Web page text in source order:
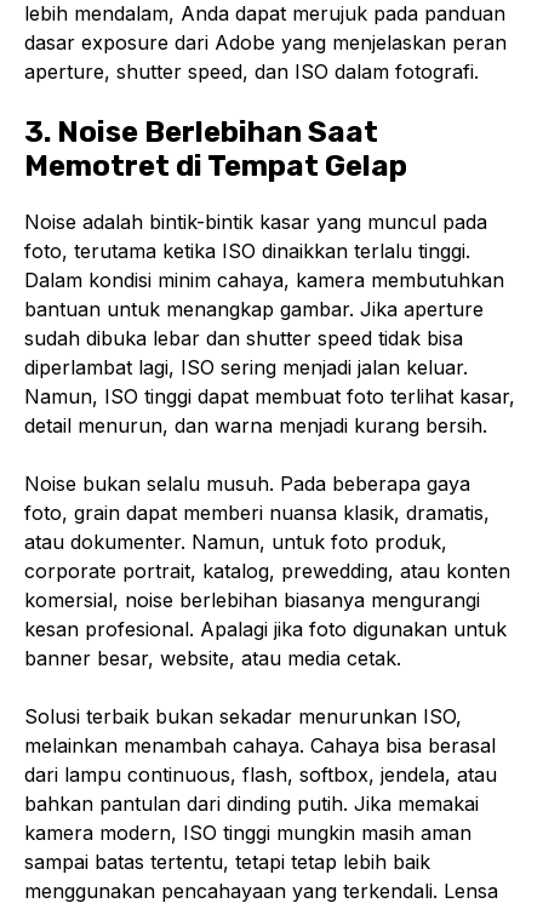
lebih mendalam, Anda dapat merujuk pada panduan
dasar exposure dari Adobe yang menjelaskan peran
aperture, shutter speed, dan ISO dalam fotografi.
3. Noise Berlebihan Saat
Memotret di Tempat Gelap
Noise adalah bintik-bintik kasar yang muncul pada
foto, terutama ketika ISO dinaikkan terlalu tinggi.
Dalam kondisi minim cahaya, kamera membutuhkan
bantuan untuk menangkap gambar. Jika aperture
sudah dibuka lebar dan shutter speed tidak bisa
diperlambat lagi, ISO sering menjadi jalan keluar.
Namun, ISO tinggi dapat membuat foto terlihat kasar,
detail menurun, dan warna menjadi kurang bersih.
Noise bukan selalu musuh. Pada beberapa gaya
foto, grain dapat memberi nuansa klasik, dramatis,
atau dokumenter. Namun, untuk foto produk,
corporate portrait, katalog, prewedding, atau konten
komersial, noise berlebihan biasanya mengurangi
kesan profesional. Apalagi jika foto digunakan untuk
banner besar, website, atau media cetak.
Solusi terbaik bukan sekadar menurunkan ISO,
melainkan menambah cahaya. Cahaya bisa berasal
dari lampu continuous, flash, softbox, jendela, atau
bahkan pantulan dari dinding putih. Jika memakai
kamera modern, ISO tinggi mungkin masih aman
sampai batas tertentu, tetapi tetap lebih baik
menggunakan pencahayaan yang terkendali. Lensa